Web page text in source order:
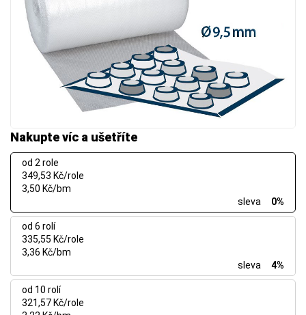
Nakupte víc a ušetříte
od 2 role
349,53 Kč/role
3,50 Kč/bm
sleva
0%
od 6 rolí
335,55 Kč/role
3,36 Kč/bm
sleva
4%
od 10 rolí
321,57 Kč/role